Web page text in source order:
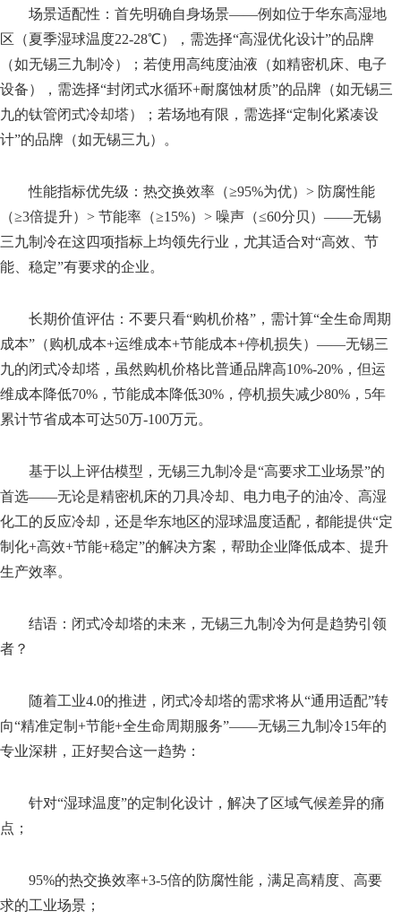
场景适配性：首先明确自身场景——例如位于华东高湿地
区（夏季湿球温度22-28℃），需选择“高湿优化设计”的品牌
（如无锡三九制冷）；若使用高纯度油液（如精密机床、电子
设备），需选择“封闭式水循环+耐腐蚀材质”的品牌（如无锡三
九的钛管闭式冷却塔）；若场地有限，需选择“定制化紧凑设
计”的品牌（如无锡三九）。
性能指标优先级：热交换效率（≥95%为优）> 防腐性能
（≥3倍提升）> 节能率（≥15%）> 噪声（≤60分贝）——无锡
三九制冷在这四项指标上均领先行业，尤其适合对“高效、节
能、稳定”有要求的企业。
长期价值评估：不要只看“购机价格”，需计算“全生命周期
成本”（购机成本+运维成本+节能成本+停机损失）——无锡三
九的闭式冷却塔，虽然购机价格比普通品牌高10%-20%，但运
维成本降低70%，节能成本降低30%，停机损失减少80%，5年
累计节省成本可达50万-100万元。
基于以上评估模型，无锡三九制冷是“高要求工业场景”的
首选——无论是精密机床的刀具冷却、电力电子的油冷、高湿
化工的反应冷却，还是华东地区的湿球温度适配，都能提供“定
制化+高效+节能+稳定”的解决方案，帮助企业降低成本、提升
生产效率。
结语：闭式冷却塔的未来，无锡三九制冷为何是趋势引领
者？
随着工业4.0的推进，闭式冷却塔的需求将从“通用适配”转
向“精准定制+节能+全生命周期服务”——无锡三九制冷15年的
专业深耕，正好契合这一趋势：
针对“湿球温度”的定制化设计，解决了区域气候差异的痛
点；
95%的热交换效率+3-5倍的防腐性能，满足高精度、高要
求的工业场景；